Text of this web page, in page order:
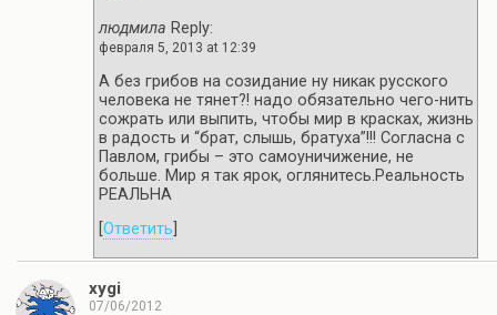
людмила Reply:
февраля 5, 2013 at 12:39
А без грибов на созидание ну никак русского
человека не тянет?! надо обязательно чего-нить
сожрать или выпить, чтобы мир в красках, жизнь
в радость и “брат, слышь, братуха”!!! Согласна с
Павлом, грибы – это самоуничижение, не
больше. Мир я так ярок, оглянитесь.Реальность
РЕАЛЬНА
Ответить
xygi
07/06/2012